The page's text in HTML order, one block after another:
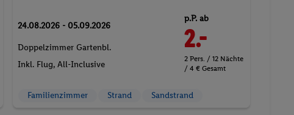
24.08.2026 - 05.09.2026
Doppelzimmer Gartenbl.
Inkl. Flug, All-Inclusive
p.P. ab
2.-
2 Pers. / 12 Nächte
/ 4 € Gesamt
Familienzimmer Strand Sandstrand